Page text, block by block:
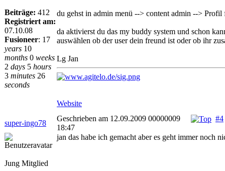
Beiträge: 412
Registriert am:
07.10.08
Fusioneer: 17
years 10
months 0 weeks
2 days 5 hours
3 minutes 26
seconds
du gehst in admin menü --> content admin --> Profil
da aktivierst du das my buddy system und schon
auswählen ob der user dein freund ist oder ob ihr
Lg Jan
Website
super-ingo78
#4
Geschrieben am 12.09.2009 00000009
18:47
Jung Mitglied
jan das habe ich gemacht aber es geht immer noch